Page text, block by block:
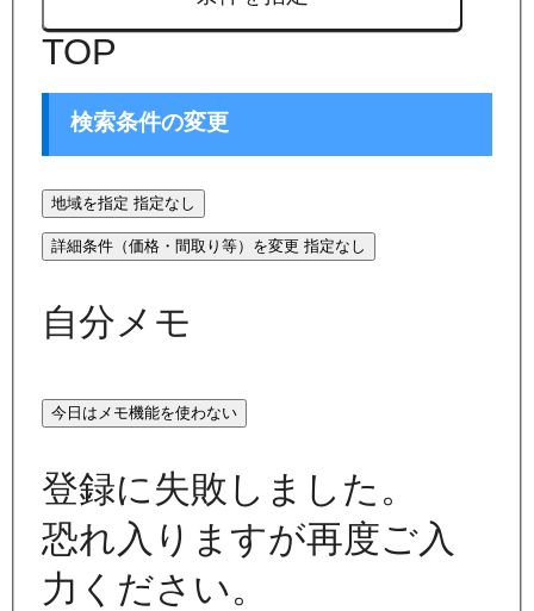
TOP
検索条件の変更
地域を指定 指定なし
詳細条件（価格・間取り等）を変更 指定なし
自分メモ
今日はメモ機能を使わない
登録に失敗しました。
恐れ入りますが再度ご入
力ください。